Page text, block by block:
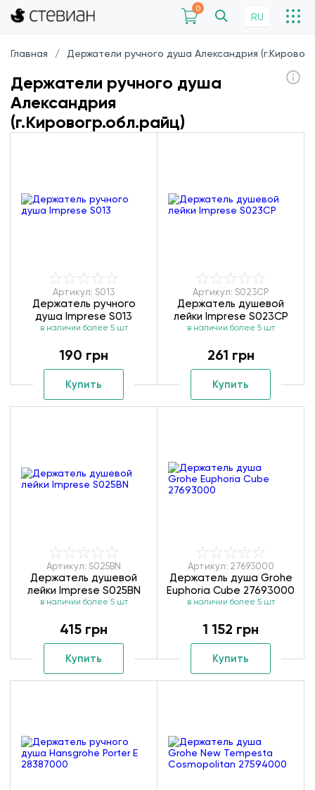
0
RU
Главная Держатели ручного душа Александрия
Держатели ручного душа
Александрия
(г.Кировогр.обл.райц)
Артикул: S013
Держатель ручного
душа Imprese S013
в наличии более 5 шт
190 грн
Купить
Артикул: S023CP
Держатель душевой
лейки Imprese S023CP
в наличии более 5 шт
261 грн
Купить
Артикул: S025BN
Держатель душевой
лейки Imprese S025BN
в наличии более 5 шт
415 грн
Купить
Артикул: 27693000
Держатель душа Grohe
Euphoria Cube 27693000
в наличии более 5 шт
1 152 грн
Купить